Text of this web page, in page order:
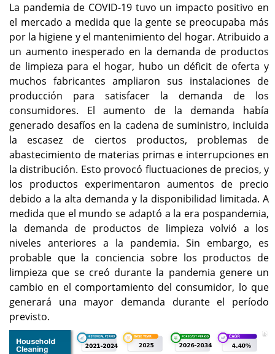
La pandemia de COVID-19 tuvo un impacto positivo en
el mercado a medida que la gente se preocupaba más
por la higiene y el mantenimiento del hogar. Atribuido a
un aumento inesperado en la demanda de productos
de limpieza para el hogar, hubo un déficit de oferta y
muchos fabricantes ampliaron sus instalaciones de
producción para satisfacer la demanda de los
consumidores. El aumento de la demanda había
generado desafíos en la cadena de suministro, incluida
la escasez de ciertos productos, problemas de
abastecimiento de materias primas e interrupciones en
la distribución. Esto provocó fluctuaciones de precios, y
los productos experimentaron aumentos de precio
debido a la alta demanda y la disponibilidad limitada. A
medida que el mundo se adaptó a la era pospandemia,
la demanda de productos de limpieza volvió a los
niveles anteriores a la pandemia. Sin embargo, es
probable que la conciencia sobre los productos de
limpieza que se creó durante la pandemia genere un
cambio en el comportamiento del consumidor, lo que
generará una mayor demanda durante el período
previsto.